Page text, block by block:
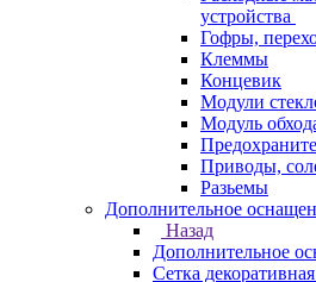
устройства
Гофры,
Клеммы
Концевик
Модули
Модуль
Приводы,
Разьемы
Дополнительное
Назад
Дополнительное
Сетка